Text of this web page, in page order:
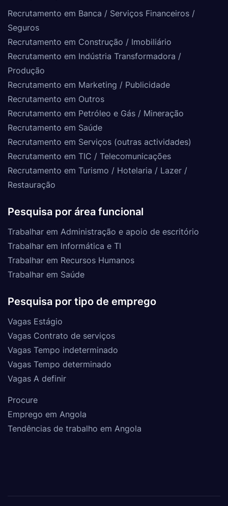
Recrutamento em Banca / Serviços Financeiros /
Seguros
Recrutamento em Construção / Imobiliário
Recrutamento em Indústria Transformadora /
Produção
Recrutamento em Marketing / Publicidade
Recrutamento em Outros
Recrutamento em Petróleo e Gás / Mineração
Recrutamento em Saúde
Recrutamento em Serviços (outras actividades)
Recrutamento em TIC / Telecomunicações
Recrutamento em Turismo / Hotelaria / Lazer /
Restauração
Pesquisa por área funcional
Trabalhar em Administração e apoio de escritório
Trabalhar em Informática e TI
Trabalhar em Recursos Humanos
Trabalhar em Saúde
Pesquisa por tipo de emprego
Vagas Estágio
Vagas Contrato de serviços
Vagas Tempo indeterminado
Vagas Tempo determinado
Vagas A definir
Procure
Emprego em Angola
Tendências de trabalho em Angola